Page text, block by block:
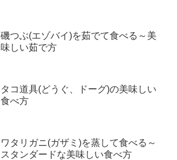
磯つぶ(エゾバイ)を茹でて食べる～美
味しい茹で方
タコ道具(どうぐ、ドーグ)の美味しい
食べ方
ワタリガニ(ガザミ)を蒸して食べる～
スタンダードな美味しい食べ方